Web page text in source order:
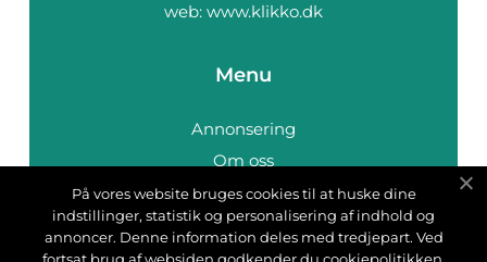
web: www.klikko.dk
Menu
Annonsering
Om oss
Cookies
Kontakta oss
Sitemap
På vores website bruges cookies til at huske dine
indstillinger, statistik og personalisering af indhold og
annoncer. Denne information deles med tredjepart. Ved